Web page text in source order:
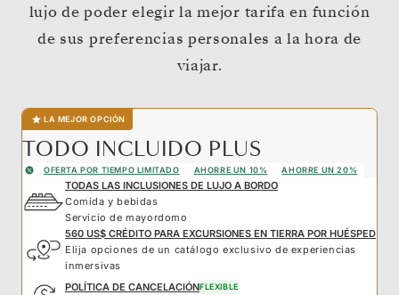
lujo de poder elegir la mejor tarifa en función
de sus preferencias personales a la hora de
viajar.
LA MEJOR OPCIÓN
TODO INCLUIDO PLUS
OFERTA POR TIEMPO LIMITADO AHORRE UN 10% AHORRE UN 20%
TODAS LAS INCLUSIONES DE LUJO A BORDO
Comida y bebidas
Servicio de mayordomo
560 US$ CRÉDITO PARA EXCURSIONES EN TIERRA POR HUÉSPED
Elija opciones de un catálogo exclusivo de experiencias
inmersivas
POLÍTICA DE CANCELACIÓNFLEXIBLE